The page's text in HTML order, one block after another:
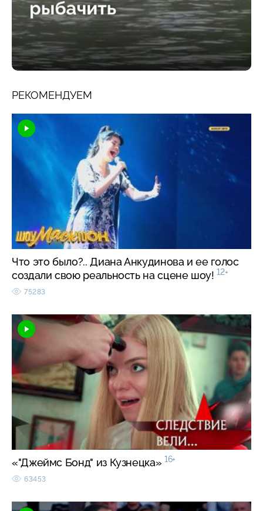
РЕКОМЕНДУЕМ
Что это было?.. Диана Анкудинова и ее голос
создали свою реальность на сцене шоу! 12+
75283
«"Джеймс Бонд" из Кузнецка» 16+
63453